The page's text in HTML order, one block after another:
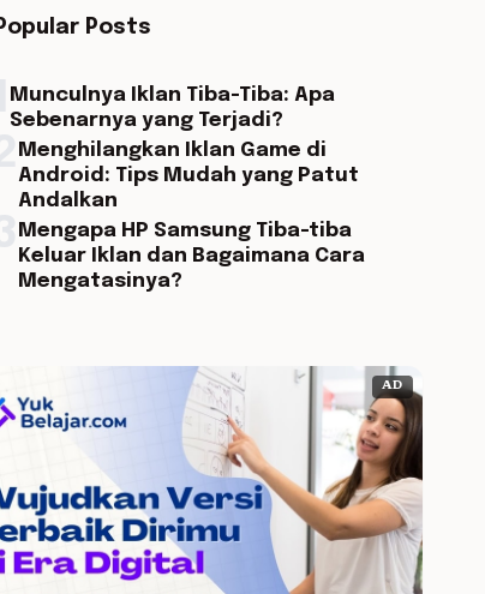
Posts
Munculnya Iklan Tiba-Tiba: Apa
Sebenarnya yang Terjadi?
Menghilangkan Iklan Game di
Android: Tips Mudah yang Patut
Andalkan
Mengapa HP Samsung Tiba-tiba
Keluar Iklan dan Bagaimana Cara
Mengatasinya?
AD